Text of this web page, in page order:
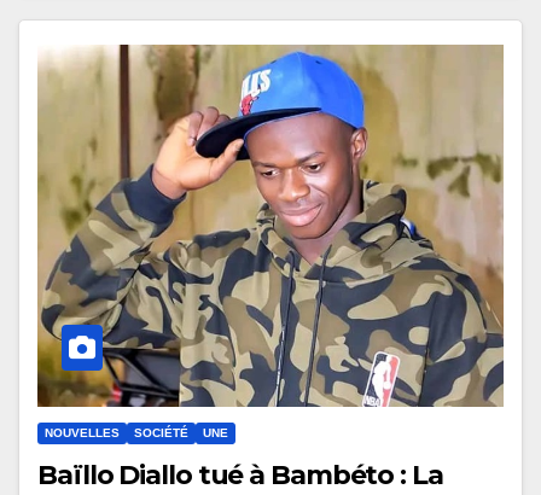
NOUVELLES SOCIÉTÉ UNE
Baïllo Diallo tué à Bambéto : La